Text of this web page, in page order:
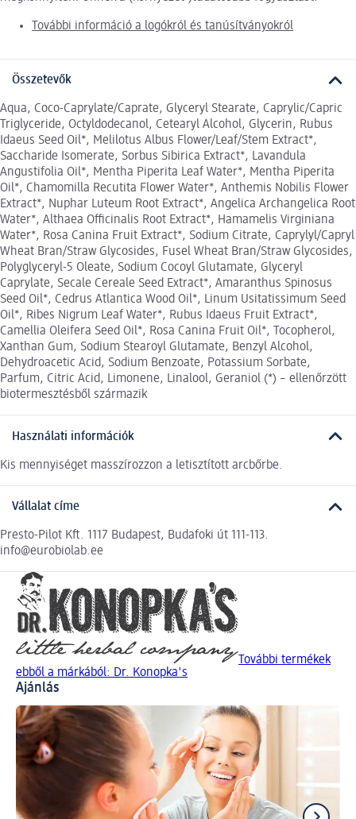
További információ a logókról és tanúsítványokról
Összetevők
Aqua, Coco-Caprylate/Caprate, Glyceryl Stearate, Caprylic/Capric
Triglyceride, Octyldodecanol, Cetearyl Alcohol, Glycerin, Rubus
Idaeus Seed Oil*, Melilotus Albus Flower/Leaf/Stem Extract*,
Saccharide Isomerate, Sorbus Sibirica Extract*, Lavandula
Angustifolia Oil*, Mentha Piperita Leaf Water*, Mentha Piperita
Oil*, Chamomilla Recutita Flower Water*, Anthemis Nobilis Flower
Extract*, Nuphar Luteum Root Extract*, Angelica Archangelica Root
Water*, Althaea Officinalis Root Extract*, Hamamelis Virginiana
Water*, Rosa Canina Fruit Extract*, Sodium Citrate, Caprylyl/Capryl
Wheat Bran/Straw Glycosides, Fusel Wheat Bran/Straw Glycosides,
Polyglyceryl-5 Oleate, Sodium Cocoyl Glutamate, Glyceryl
Caprylate, Secale Cereale Seed Extract*, Amaranthus Spinosus
Seed Oil*, Cedrus Atlantica Wood Oil*, Linum Usitatissimum Seed
Oil*, Ribes Nigrum Leaf Water*, Rubus Idaeus Fruit Extract*,
Camellia Oleifera Seed Oil*, Rosa Canina Fruit Oil*, Tocopherol,
Xanthan Gum, Sodium Stearoyl Glutamate, Benzyl Alcohol,
Dehydroacetic Acid, Sodium Benzoate, Potassium Sorbate,
Parfum, Citric Acid, Limonene, Linalool, Geraniol (*) – ellenőrzött
biotermesztésből származik
Használati információk
Kis mennyiséget masszírozzon a letisztított arcbőrbe.
Vállalat címe
Presto-Pilot Kft. 1117 Budapest, Budafoki út 111-113.
info@eurobiolab.ee
További termékek
ebből a márkából: Dr. Konopka's
Ajánlás